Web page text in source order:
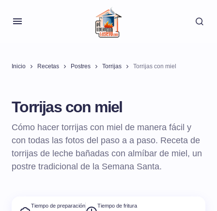
Inicio Recetas Postres Torrijas Torrijas con miel
Torrijas con miel
Cómo hacer torrijas con miel de manera fácil y
con todas las fotos del paso a a paso. Receta de
torrijas de leche bañadas con almíbar de miel, un
postre tradicional de la Semana Santa.
Tiempo de preparación Tiempo de fritura